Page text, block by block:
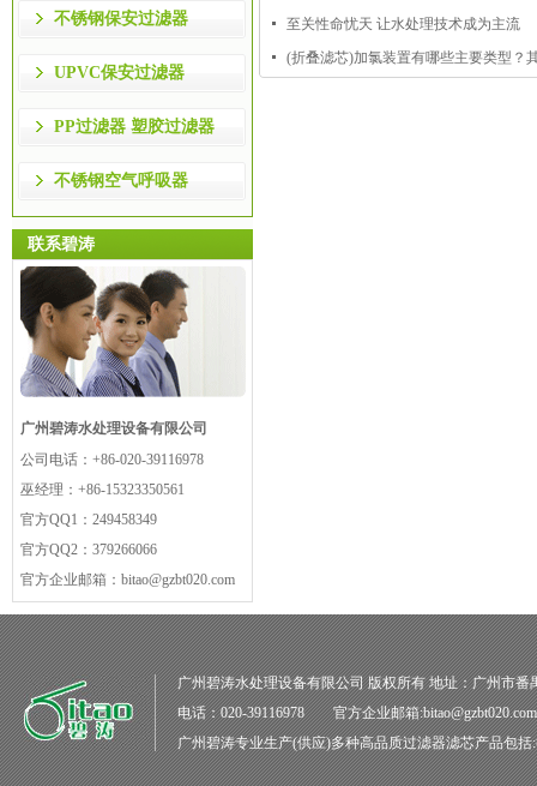
不锈钢保安过滤器
UPVC保安过滤器
PP过滤器 塑胶过滤器
不锈钢空气呼吸器
联系碧涛
广州碧涛水处理设备有限公司
公司电话： +86-020-39116978
巫经理： +86-15323350561
官方QQ1： 249458349
官方QQ2： 379266066
官方企业邮箱： bitao@gzbt020.com
至关性命忧天 让水处理技术成为主流
(折叠滤芯)加氯装置有哪些主要类型？
广州碧涛水处理设备有限公司版权所有 地址：广州市番
电话：020-39116978 官方企业邮箱
广州碧涛专业生产(供应)多种高品质过滤器滤芯产品包括: